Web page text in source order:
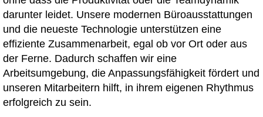
darunter leidet. Unsere modernen Büroausstattungen
und die neueste Technologie unterstützen eine
effiziente Zusammenarbeit, egal ob vor Ort oder aus
der Ferne. Dadurch schaffen wir eine
Arbeitsumgebung, die Anpassungsfähigkeit fördert und
unseren Mitarbeitern hilft, in ihrem eigenen Rhythmus
erfolgreich zu sein.